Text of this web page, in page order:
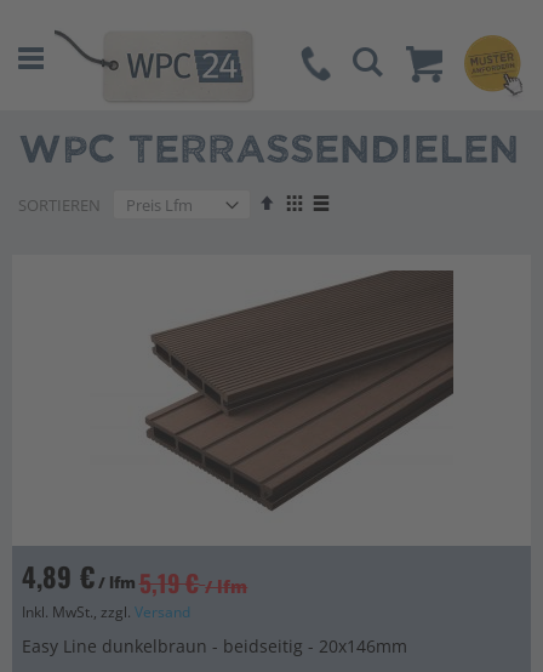
Suche
WPC TERRASSENDIELEN
SORTIEREN
AbsteigendAnzeigen
4,89 €/ lfm 5,19 € / lfm
Inkl. MwSt., zzgl. Versand
Easy Line dunkelbraun - beidseitig - 20x146mm